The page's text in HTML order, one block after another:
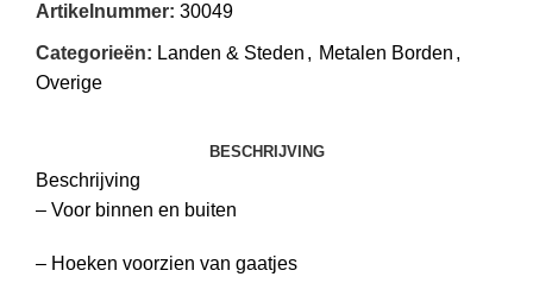
Artikelnummer: 30049
Categorieën: Landen & Steden , Metalen Borden ,
Overige
BESCHRIJVING
Beschrijving
– Voor binnen en buiten
– Hoeken voorzien van gaatjes